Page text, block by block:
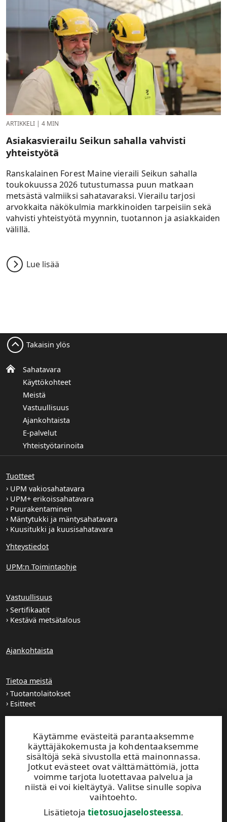
ARTIKKELI | 4 MIN
Asiakasvierailu Seikun sahalla vahvisti
yhteistyötä
Ranskalainen Forest Maine vieraili Seikun sahalla
toukokuussa 2026 tutustumassa puun matkaan
metsästä valmiiksi sahatavaraksi. Vierailu tarjosi
arvokkaita näkökulmia markkinoiden tarpeisiin sekä
vahvisti yhteistyötä myynnin, tuotannon ja asiakkaiden
välillä.
Lue lisää
Käytämme evästeitä parantaaksemme
käyttäjäkokemusta ja kohdentaaksemme
sisältöjä sekä sivustolla että mainonnassa.
Jotkut evästeet ovat välttämättömiä, jotta
voimme tarjota luotettavaa palvelua ja
niistä ei voi kieltäytyä. Valitse sinulle sopiva
vaihtoehto.
Lisätietojatietosuojaselosteessa.
Sahatavara
Käyttökohteet
Meistä
Vastuullisuus
Ajankohtaista
E-palvelut
Yhteistyötarinoita
Takaisin ylös
Tuotteet
UPM vakiosahatavara
UPM+ erikoissahatavara
Puurakentaminen
Mäntytukki ja mäntysahatavara
Kuusitukki ja kuusisahatavara
Yhteystiedot
UPM:n Toimintaohje
Vastuullisuus
Sertifikaatit
Kestävä metsätalous
Ajankohtaista
Tietoa meistä
Tuotantolaitokset
Esitteet
Extranet
UPM TIMBER
Peltokatu 26 C, 5. krs
PL 203
Puh. +358 204 15 113